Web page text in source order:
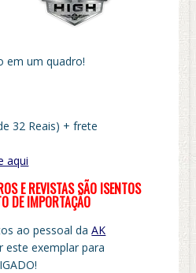
em um quadro!
32 Reais) + frete
aqui
E REVISTAS SÃO ISENTOS
DE IMPORTAÇÃO
ao pessoal daAK
este exemplar para